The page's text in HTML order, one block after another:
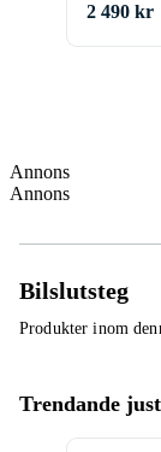
2 490 kr
Annons
Annons
Bilslutsteg
Produkter inom
Trendande